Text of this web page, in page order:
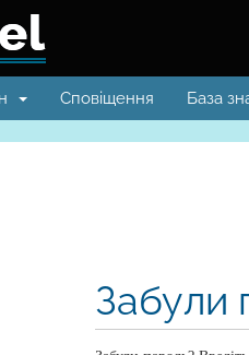
Сповіщення База
Забули